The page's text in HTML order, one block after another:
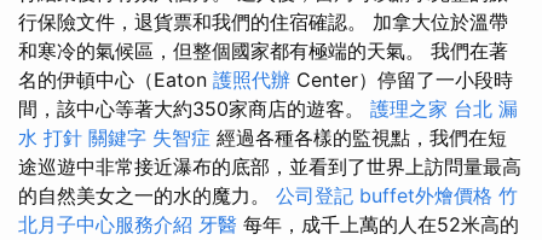
行保險文件，退貨票和我們的住宿確認。 加拿大位於溫帶
和寒冷的氣候區，但整個國家都有極端的天氣。 我們在著
名的伊頓中心（Eaton 護照代辦 Center）停留了一小段時
間，該中心等著大約350家商店的遊客。 護理之家 台北 漏
水 打針 關鍵字 失智症 經過各種各樣的監視點，我們在短
途巡遊中非常接近瀑布的底部，並看到了世界上訪問量最高
的自然美女之一的水的魔力。 公司登記 buffet外燴價格 竹
北月子中心服務介紹 牙醫 每年，成千上萬的人在52米高的